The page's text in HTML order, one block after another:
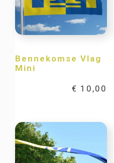
Bennekomse Vlag
Mini
€ 10,00